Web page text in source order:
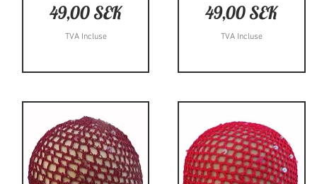
Prix
49,00 SEK
TVA Incluse
Prix
49,00 SEK
TVA Incluse